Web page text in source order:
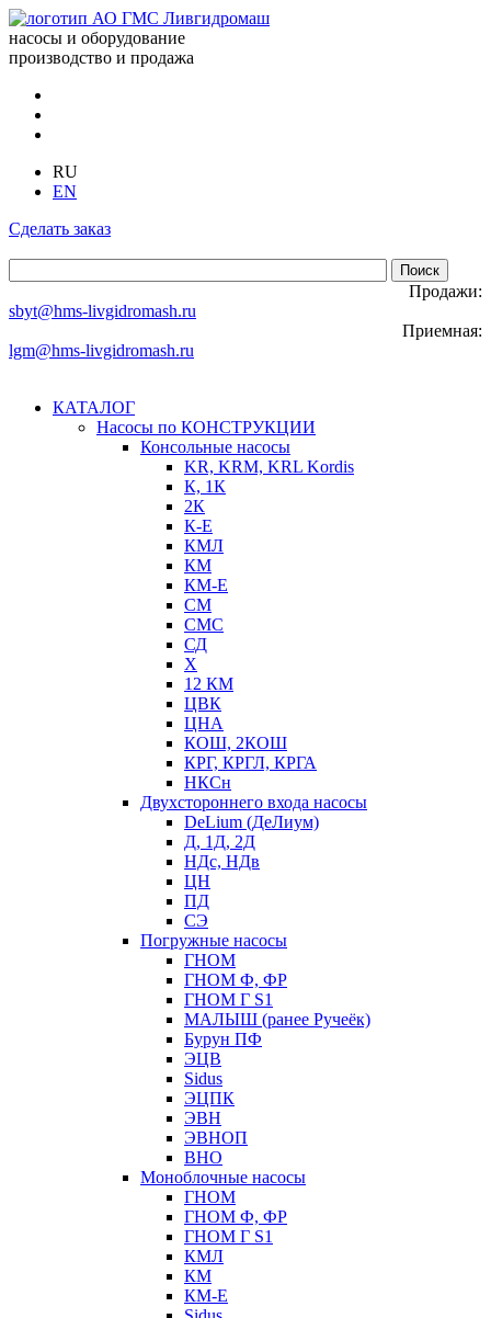
насосы и оборудование
производство и продажа
RU
EN
Сделать заказ
Продажи:
sbyt@hms-livgidromash.ru
Приемная:
lgm@hms-livgidromash.ru
КАТАЛОГ
Насосы по КОНСТРУКЦИИ
Консольные насосы
KR, KRM, KRL Kordis
К, 1К
2К
К-Е
КМЛ
КМ
КМ-Е
СМ
СМС
СД
Х
12 КМ
ЦВК
ЦНА
КОШ, 2КОШ
КРГ, КРГЛ, КРГА
НКСн
Двухстороннего входа насосы
DeLium (ДеЛиум)
Д, 1Д, 2Д
НДс, НДв
ЦН
ПД
СЭ
Погружные насосы
ГНОМ
ГНОМ Ф, ФР
ГНОМ Г S1
МАЛЫШ (ранее Ручеёк)
Бурун ПФ
ЭЦВ
Sidus
ЭЦПК
ЭВН
ЭВНОП
ВНО
Моноблочные насосы
ГНОМ
ГНОМ Ф, ФР
ГНОМ Г S1
КМЛ
КМ
КМ-Е